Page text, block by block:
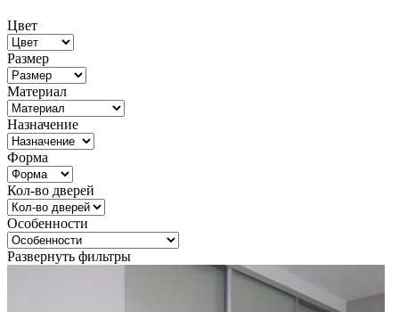
Цвет
Размер
Материал
Назначение
Форма
Кол-во дверей
Особенности
Развернуть фильтры